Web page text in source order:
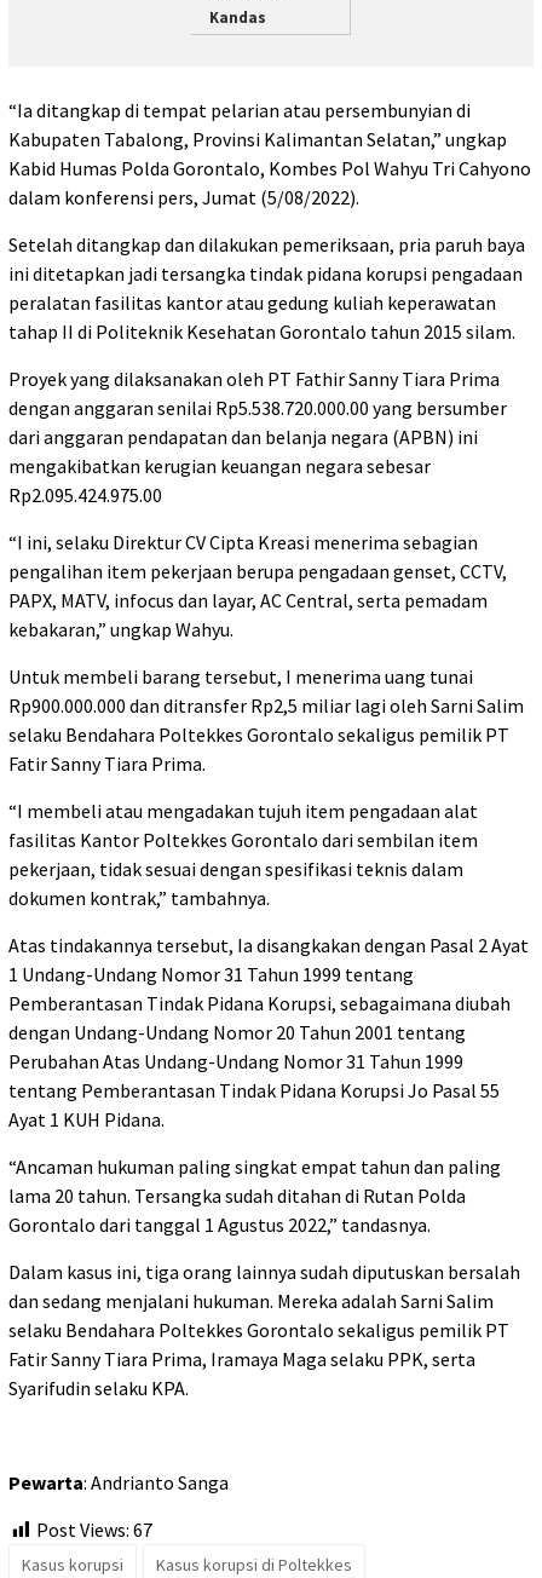
Kandas
“Ia ditangkap di tempat pelarian atau persembunyian di
Kabupaten Tabalong, Provinsi Kalimantan Selatan,” ungkap
Kabid Humas Polda Gorontalo, Kombes Pol Wahyu Tri Cahyono
dalam konferensi pers, Jumat (5/08/2022).
Setelah ditangkap dan dilakukan pemeriksaan, pria paruh baya
ini ditetapkan jadi tersangka tindak pidana korupsi pengadaan
peralatan fasilitas kantor atau gedung kuliah keperawatan
tahap II di Politeknik Kesehatan Gorontalo tahun 2015 silam.
Proyek yang dilaksanakan oleh PT Fathir Sanny Tiara Prima
dengan anggaran senilai Rp5.538.720.000.00 yang bersumber
dari anggaran pendapatan dan belanja negara (APBN) ini
mengakibatkan kerugian keuangan negara sebesar
Rp2.095.424.975.00
“I ini, selaku Direktur CV Cipta Kreasi menerima sebagian
pengalihan item pekerjaan berupa pengadaan genset, CCTV,
PAPX, MATV, infocus dan layar, AC Central, serta pemadam
kebakaran,” ungkap Wahyu.
Untuk membeli barang tersebut, I menerima uang tunai
Rp900.000.000 dan ditransfer Rp2,5 miliar lagi oleh Sarni Salim
selaku Bendahara Poltekkes Gorontalo sekaligus pemilik PT
Fatir Sanny Tiara Prima.
“I membeli atau mengadakan tujuh item pengadaan alat
fasilitas Kantor Poltekkes Gorontalo dari sembilan item
pekerjaan, tidak sesuai dengan spesifikasi teknis dalam
dokumen kontrak,” tambahnya.
Atas tindakannya tersebut, Ia disangkakan dengan Pasal 2 Ayat
1 Undang-Undang Nomor 31 Tahun 1999 tentang
Pemberantasan Tindak Pidana Korupsi, sebagaimana diubah
dengan Undang-Undang Nomor 20 Tahun 2001 tentang
Perubahan Atas Undang-Undang Nomor 31 Tahun 1999
tentang Pemberantasan Tindak Pidana Korupsi Jo Pasal 55
Ayat 1 KUH Pidana.
“Ancaman hukuman paling singkat empat tahun dan paling
lama 20 tahun. Tersangka sudah ditahan di Rutan Polda
Gorontalo dari tanggal 1 Agustus 2022,” tandasnya.
Dalam kasus ini, tiga orang lainnya sudah diputuskan bersalah
dan sedang menjalani hukuman. Mereka adalah Sarni Salim
selaku Bendahara Poltekkes Gorontalo sekaligus pemilik PT
Fatir Sanny Tiara Prima, Iramaya Maga selaku PPK, serta
Syarifudin selaku KPA.
Pewarta: Andrianto Sanga
Post Views: 67
Kasus korupsi
Kasus korupsi di Poltekkes